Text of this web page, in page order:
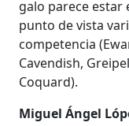
galo parece estar
punto de vista
competencia
Cavendish,
Coquard).
Miguel Ángel